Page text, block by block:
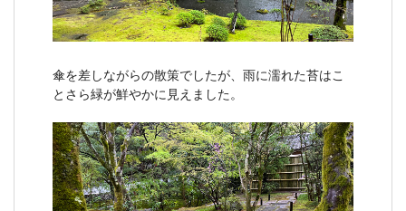
傘を差しながらの散策でしたが、雨に濡れた苔はこ
とさら緑が鮮やかに見えました。